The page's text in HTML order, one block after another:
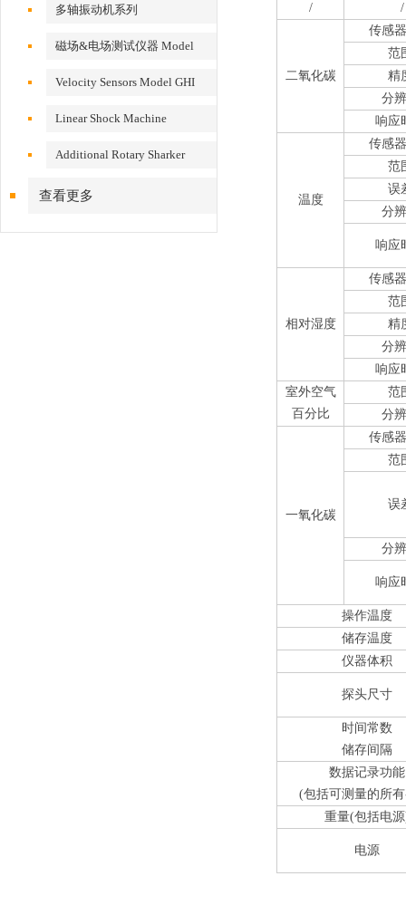
多轴振动机系列
磁场&电场测试仪器 Model
Velocity Sensors Model GHI
Linear Shock Machine
Additional Rotary Sharker
查看更多
/ /
二氧化碳
传感
范
精
分
响应
温度
传感
范
误
分
响应
相对湿度
传感
范
精
分
响应
室外空气
百分比
范
分
一氧化碳
传感
范
误
分
响应
操作温度
储存温度
仪器体积
探头尺寸
时间常数
储存间隔
数据记录功能
(包括可测量的所
重量(包括电
电源